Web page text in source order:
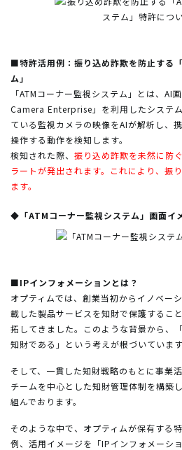
■特許活用例：振り込め詐欺を防止する
ム」
「ATMコーナー監視システム」とは、AI
Camera Enterprise」を利用したシステ
ている監視カメラの映像をAIが解析し、
操作する動作を検知します。
検知された際、 振り込め詐欺を未然に防
ラートが発出されます。これにより、振
ます。
◆「ATMコーナー監視システム」画面イ
■IPインフォメーションとは？
オプティムでは、創業当初からイノベー
載した製品サービスを知財で保護するこ
拓してきました。このような背景から、
知財である」という考えが根づいています
そして、一貫した知財戦略のもとに事業
チームを中心とした知財管理体制を構築
組んでおります。
そのような中で、オプティムが保有する
例、活用イメージを「IPインフォメーシ